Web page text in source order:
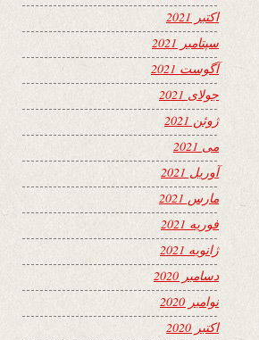
اکتبر 2021
سپتامبر 2021
آگوست 2021
جولای 2021
ژوئن 2021
می 2021
آوریل 2021
مارس 2021
فوریه 2021
ژانویه 2021
دسامبر 2020
نوامبر 2020
اکتبر 2020